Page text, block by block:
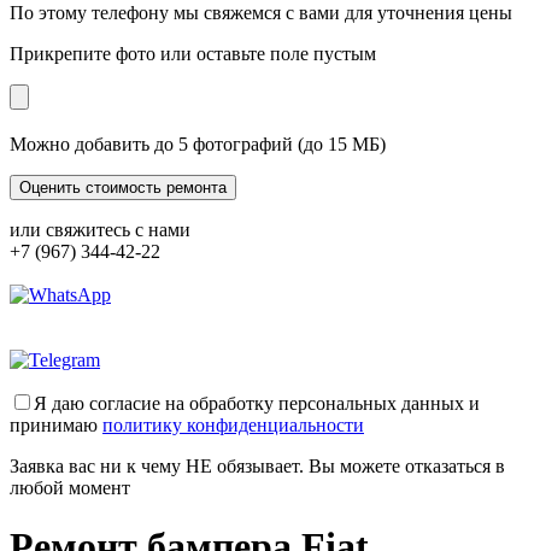
По этому телефону мы свяжемся с вами для уточнения цены
Прикрепите фото или оставьте поле пустым
Можно добавить до 5 фотографий (до 15 МБ)
или свяжитесь с нами
+7 (967) 344-42-22
Я даю согласие на обработку персональных данных и
принимаю политику конфиденциальности
Заявка вас ни к чему НЕ обязывает. Вы можете отказаться в
любой момент